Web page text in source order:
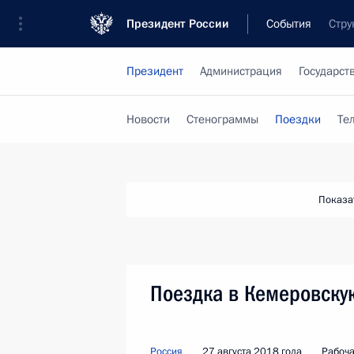
Президент России События
Президент Администрация
Новости Стенограммы Поездки
Поездка в